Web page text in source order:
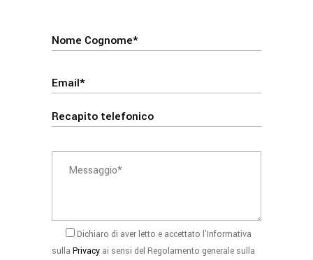
Dichiaro di aver letto e accettato l'Informativa
sulla Privacy ai sensi del Regolamento generale sulla